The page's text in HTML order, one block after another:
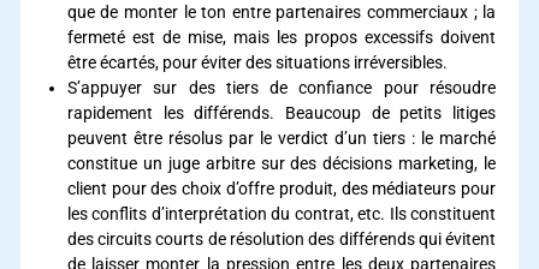
que de monter le ton entre partenaires commerciaux ; la
fermeté est de mise, mais les propos excessifs doivent
être écartés, pour éviter des situations irréversibles.
S’appuyer sur des tiers de confiance pour résoudre
rapidement les différends. Beaucoup de petits litiges
peuvent être résolus par le verdict d’un tiers : le marché
constitue un juge arbitre sur des décisions marketing, le
client pour des choix d’offre produit, des médiateurs pour
les conflits d’interprétation du contrat, etc. Ils constituent
des circuits courts de résolution des différends qui évitent
de laisser monter la pression entre les deux partenaires